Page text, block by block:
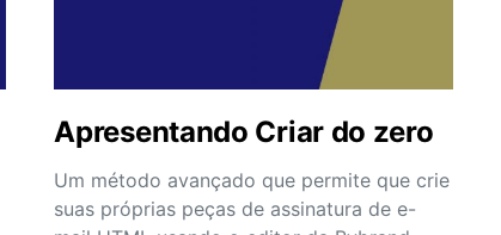
Apresentando Criar do zero
Um método avançado que permite que crie
suas próprias peças de assinatura de e-